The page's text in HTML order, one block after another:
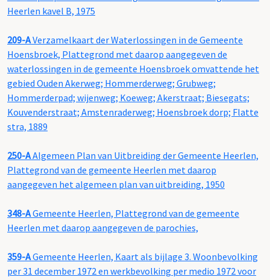
Heerlen kavel B, 1975
209-AVerzamelkaart der Waterlossingen in de Gemeente
Hoensbroek, Plattegrond met daarop aangegeven de
waterlossingen in de gemeente Hoensbroek omvattende het
gebied Ouden Akerweg; Hommerderweg; Grubweg;
Hommerderpad; wijenweg; Koeweg; Akerstraat; Biesegats;
Kouvenderstraat; Amstenraderweg; Hoensbroek dorp; Flatte
stra, 1889
250-AAlgemeen Plan van Uitbreiding der Gemeente Heerlen,
Plattegrond van de gemeente Heerlen met daarop
aangegeven het algemeen plan van uitbreiding, 1950
348-AGemeente Heerlen, Plattegrond van de gemeente
Heerlen met daarop aangegeven de parochies,
359-AGemeente Heerlen, Kaart als bijlage 3. Woonbevolking
per 31 december 1972 en werkbevolking per medio 1972 voor